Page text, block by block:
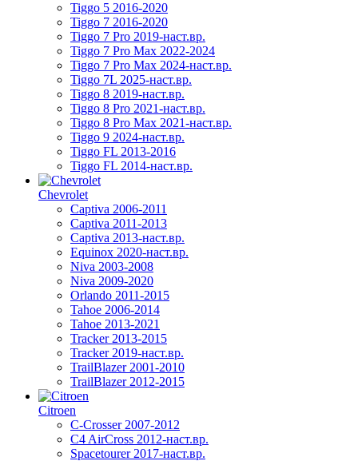
Tiggo 5 2016-2020
Tiggo 7 2016-2020
Tiggo 7 Pro 2019-наст.вр.
Tiggo 7 Pro Max 2022-2024
Tiggo 7 Pro Max 2024-наст.вр.
Tiggo 7L 2025-наст.вр.
Tiggo 8 2019-наст.вр.
Tiggo 8 Pro 2021-наст.вр.
Tiggo 8 Pro Max 2021-наст.вр.
Tiggo 9 2024-наст.вр.
Tiggo FL 2013-2016
Tiggo FL 2014-наст.вр.
Chevrolet
Captiva 2006-2011
Captiva 2011-2013
Captiva 2013-наст.вр.
Equinox 2020-наст.вр.
Niva 2003-2008
Niva 2009-2020
Orlando 2011-2015
Tahoe 2006-2014
Tahoe 2013-2021
Tracker 2013-2015
Tracker 2019-наст.вр.
TrailBlazer 2001-2010
TrailBlazer 2012-2015
Citroen
C-Crosser 2007-2012
C4 AirCross 2012-наст.вр.
Spacetourer 2017-наст.вр.